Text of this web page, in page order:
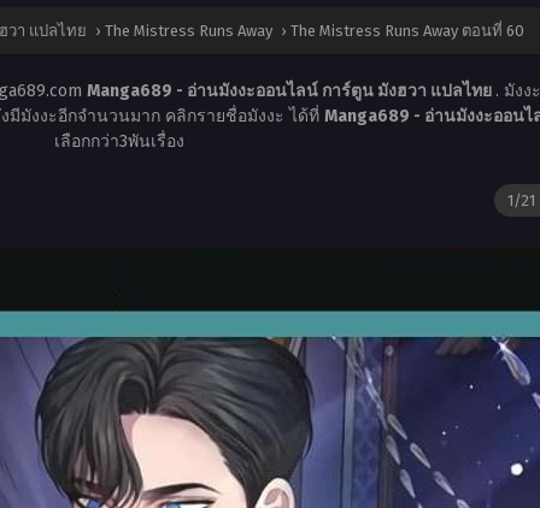
วา แปลไทย › The Mistress Runs Away › The Mistress Runs Away ตอนที่ 60
Manga689 - อ่านมังงะออนไลน์ การ์ตูน มังฮวา แปลไทย . มังงะ
งมีมังงะอีกจำนวนมาก คลิกรายชื่อมังงะ ได้ที่ Manga689 - อ่านมังงะออน
เลือกกว่า3พันเรื่อง